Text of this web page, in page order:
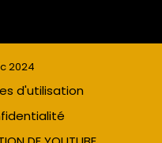
2024
d'utilisation